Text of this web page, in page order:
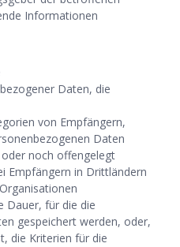
Informationen
Daten, die
von Empfängern,
Daten
noch offengelegt
Empfängern in Drittländern
Dauer, für die die
gespeichert werden, oder,
die Kriterien für die